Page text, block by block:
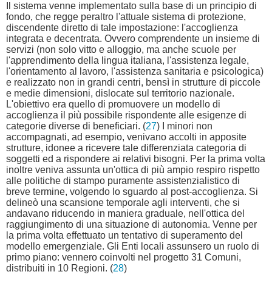
Il sistema venne implementato sulla base di un principio di
fondo, che regge peraltro l'attuale sistema di protezione,
discendente diretto di tale impostazione: l'accoglienza
integrata e decentrata. Ovvero comprendente un insieme di
servizi (non solo vitto e alloggio, ma anche scuole per
l'apprendimento della lingua italiana, l'assistenza legale,
l'orientamento al lavoro, l'assistenza sanitaria e psicologica)
e realizzato non in grandi centri, bensì in strutture di piccole
e medie dimensioni, dislocate sul territorio nazionale.
L'obiettivo era quello di promuovere un modello di
accoglienza il più possibile rispondente alle esigenze di
categorie diverse di beneficiari. (27) I minori non
accompagnati, ad esempio, venivano accolti in apposite
strutture, idonee a ricevere tale differenziata categoria di
soggetti ed a rispondere ai relativi bisogni. Per la prima volta
inoltre veniva assunta un'ottica di più ampio respiro rispetto
alle politiche di stampo puramente assistenzialistico di
breve termine, volgendo lo sguardo al post-accoglienza. Si
delineò una scansione temporale agli interventi, che si
andavano riducendo in maniera graduale, nell'ottica del
raggiungimento di una situazione di autonomia. Venne per
la prima volta effettuato un tentativo di superamento del
modello emergenziale. Gli Enti locali assunsero un ruolo di
primo piano: vennero coinvolti nel progetto 31 Comuni,
distribuiti in 10 Regioni. (28)